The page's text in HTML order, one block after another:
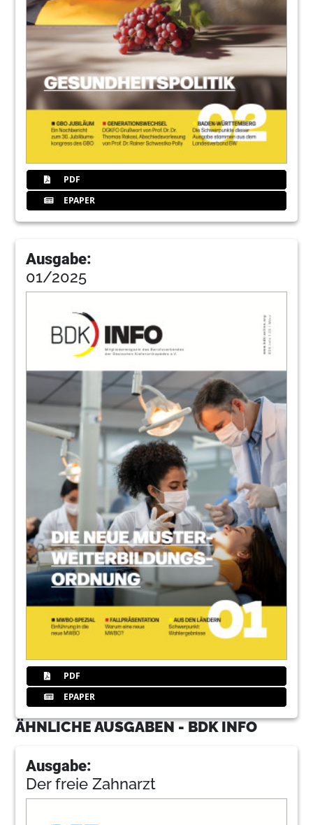
PDF
EPAPER
Ausgabe:
01/2025
PDF
EPAPER
ÄHNLICHE AUSGABEN - BDK INFO
Ausgabe:
Der freie Zahnarzt